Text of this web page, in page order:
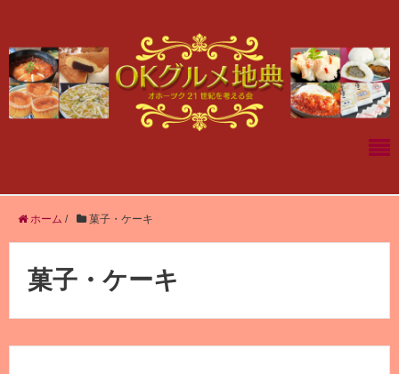
ホーム / 菓子・ケーキ
菓子・ケーキ